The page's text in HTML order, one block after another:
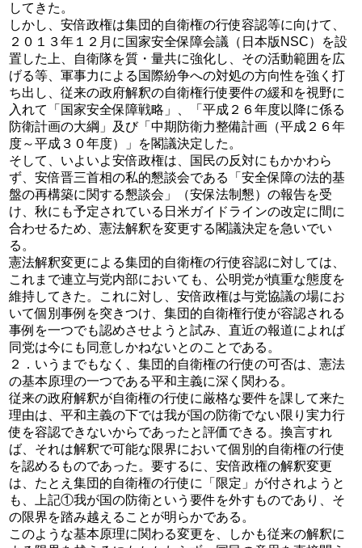
してきた。
しかし、安倍政権は集団的自衛権の行使容認等に向けて、
２０１３年１２月に国家安全保障会議（日本版NSC）を設
置した上、自衛隊を質・量共に強化し、その活動範囲を広
げる等、軍事力による国際紛争への対処の方向性を強く打
ち出し、従来の政府解釈の自衛権行使要件の緩和を視野に
入れて「国家安全保障戦略」、「平成２６年度以降に係る
防衛計画の大綱」及び「中期防衛力整備計画（平成２６年
度～平成３０年度）」を閣議決定した。
そして、いよいよ安倍政権は、国民の反対にもかかわら
ず、安倍晋三首相の私的懇談会である「安全保障の法的基
盤の再構築に関する懇談会」（安保法制懇）の報告を受
け、秋にも予定されている日米ガイドラインの改定に間に
合わせるため、憲法解釈を変更する閣議決定を急いでい
る。
憲法解釈変更による集団的自衛権の行使容認に対しては、
これまで連立与党内部においても、公明党が慎重な態度を
維持してきた。これに対し、安倍政権は与党協議の場にお
いて個別事例を突きつけ、集団的自衛権行使が容認される
事例を一つでも認めさせようと試み、直近の報道によれば
同党は今にも同意しかねないとのことである。
２．いうまでもなく、集団的自衛権の行使の可否は、憲法
の基本原理の一つである平和主義に深く関わる。
従来の政府解釈が自衛権の行使に厳格な要件を課して来た
理由は、平和主義の下では我が国の防衛でない限り実力行
使を容認できないからであったと評価できる。換言すれ
ば、それは解釈で可能な限界において個別的自衛権の行使
を認めるものであった。要するに、安倍政権の解釈変更
は、たとえ集団的自衛権の行使に「限定」が付されようと
も、上記①我が国の防衛という要件を外すものであり、そ
の限界を踏み越えることが明らかである。
このような基本原理に関わる変更を、しかも従来の解釈に